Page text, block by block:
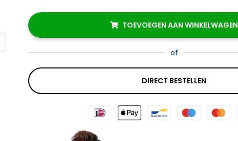
TOEVOEGEN AAN WINKELWAGEN
of
DIRECT BESTELLEN